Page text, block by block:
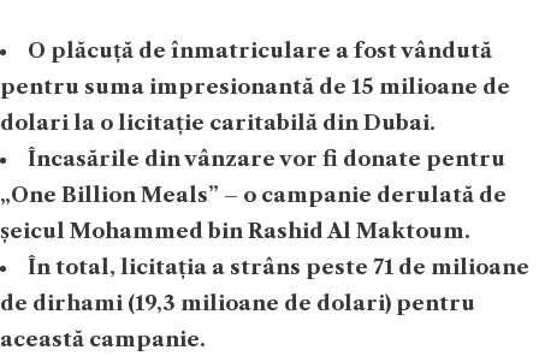
O plăcuță de înmatriculare a fost vândută
pentru suma impresionantă de 15 milioane de
dolari la o licitație caritabilă din Dubai.
Încasările din vânzare vor fi donate pentru
„One Billion Meals” – o campanie derulată de
șeicul Mohammed bin Rashid Al Maktoum.
În total, licitația a strâns peste 71 de milioane
de dirhami (19,3 milioane de dolari) pentru
această campanie.